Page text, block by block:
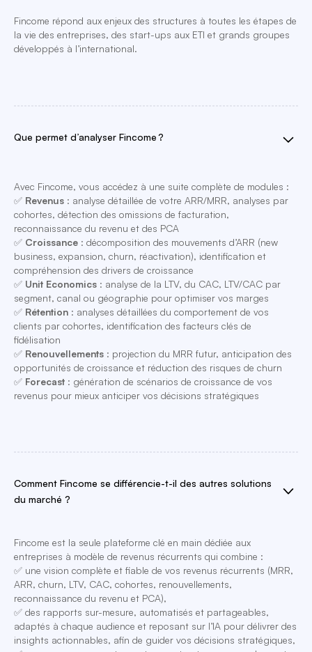
Fincome répond aux enjeux des structures à toutes les étapes de
la vie des entreprises, des start-ups aux ETI et grands groupes
développés à l’international.
Que permet d’analyser Fincome ?
Avec Fincome, vous accédez à une suite complète de modules :
✅ Revenus: analyse détaillée de votre ARR/MRR, analyses par
cohortes, détection des omissions de facturation,
reconnaissance du revenu et des PCA
✅ Croissance: décomposition des mouvements d’ARR (new
business, expansion, churn, réactivation), identification et
compréhension des drivers de croissance
✅ Unit Economics: analyse de la LTV, du CAC, LTV/CAC par
segment, canal ou géographie pour optimiser vos marges
✅ Rétention: analyses détaillées du comportement de vos
clients par cohortes, identification des facteurs clés de
fidélisation
✅ Renouvellements: projection du MRR futur, anticipation des
opportunités de croissance et réduction des risques de churn
✅ Forecast : génération de scénarios de croissance de vos
revenus pour mieux anticiper vos décisions stratégiques
Comment Fincome se différencie-t-il des autres solutions
du marché ?
Fincome est la seule plateforme clé en main dédiée aux
entreprises à modèle de revenus récurrents qui combine :
✅ une vision complète et fiable de vos revenus récurrents (MRR,
ARR, churn, LTV, CAC, cohortes, renouvellements,
reconnaissance du revenu et PCA),
✅ des rapports sur-mesure, automatisés et partageables,
adaptés à chaque audience et reposant sur l’IA pour délivrer des
insights actionnables, afin de guider vos décisions stratégiques,